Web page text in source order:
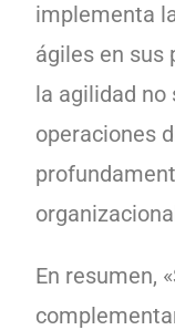
implementa
ágiles en sus
la agilidad no
operaciones
En resumen,